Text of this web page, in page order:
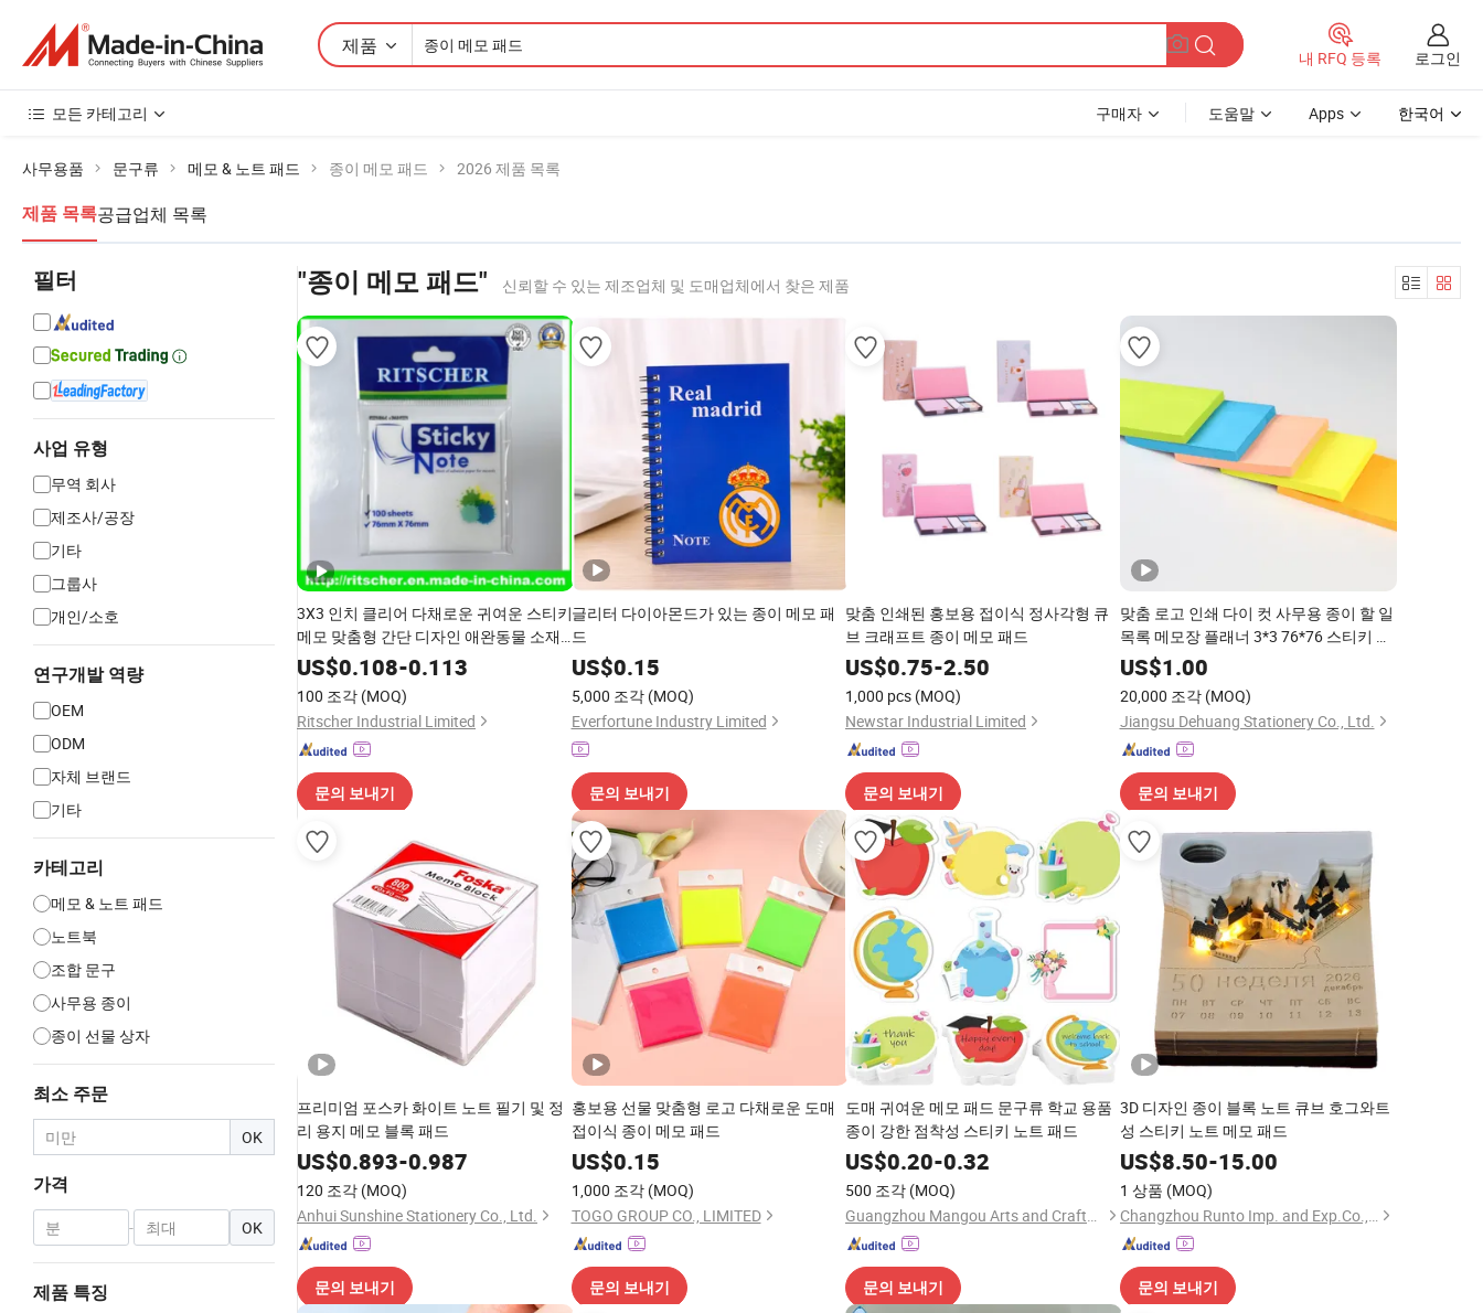
제품
내 RFQ 등록 로그인
모든 카테고리 구매자 도움말 Apps 한국어
사무용품 문구류 메모 & 노트 패드 종이 메모 패드 2026 제품 목록
제품 목록공급업체 목록
필터
사업 유형
무역 회사
제조사/공장
기타
그룹사
개인/소호
연구개발 역량
OEM
ODM
자체 브랜드
기타
카테고리
메모 & 노트 패드
노트북
조합 문구
사무용 종이
종이 선물 상자
최소 주문
OK
가격
- OK
제품 특징
"종이 메모 패드" 신뢰할 수 있는 제조업체 및 도매업체에서 찾은 제품
3X3 인치 클리어 다채로운 귀여운 스티키
메모 맞춤형 간단 디자인 애완동물 소재
노트 패드 사무실 학교 용품 및 사무실 학
교 문구 및 종이 문구
US$0.108-0.113
100 조각 (MOQ)
Ritscher Industrial Limited
문의 보내기
글리터 다이아몬드가 있는 종이 메모 패
드
US$0.15
5,000 조각 (MOQ)
Everfortune Industry Limited
문의 보내기
맞춤 인쇄된 홍보용 접이식 정사각형 큐
브 크래프트 종이 메모 패드
US$0.75-2.50
1,000 pcs (MOQ)
Newstar Industrial Limited
문의 보내기
맞춤 로고 인쇄 다이 컷 사무용 종이 할 일
목록 메모장 플래너 3*3 76*76 스티키 메
모 노트 패드
US$1.00
20,000 조각 (MOQ)
Jiangsu Dehuang Stationery Co., Ltd.
문의 보내기
프리미엄 포스카 화이트 노트 필기 및 정
리 용지 메모 블록 패드
US$0.893-0.987
120 조각 (MOQ)
Anhui Sunshine Stationery Co., Ltd.
문의 보내기
홍보용 선물 맞춤형 로고 다채로운 도매
접이식 종이 메모 패드
US$0.15
1,000 조각 (MOQ)
TOGO GROUP CO., LIMITED
문의 보내기
도매 귀여운 메모 패드 문구류 학교 용품
종이 강한 점착성 스티키 노트 패드
US$0.20-0.32
500 조각 (MOQ)
Guangzhou Mangou Arts and Crafts Co., Ltd.
문의 보내기
3D 디자인 종이 블록 노트 큐브 호그와트
성 스티키 노트 메모 패드
US$8.50-15.00
1 상품 (MOQ)
Changzhou Runto Imp. and Exp.Co.,Ltd
문의 보내기